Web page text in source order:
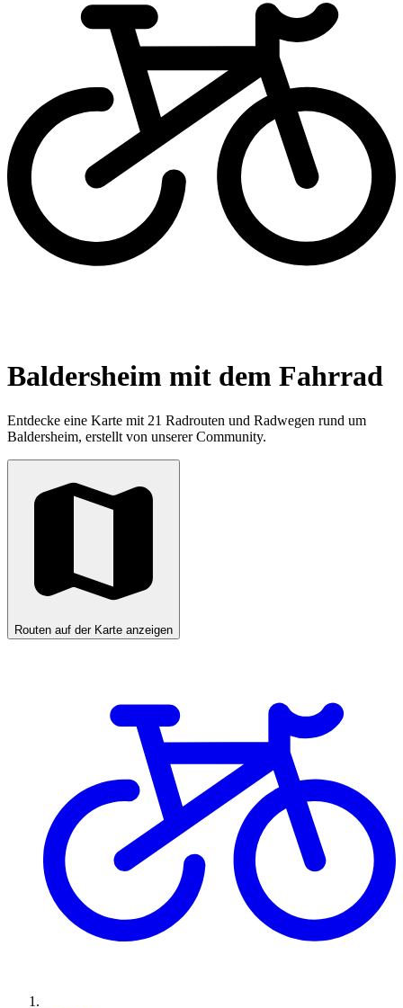
Baldersheim mit dem Fahrrad
Entdecke eine Karte mit 21 Radrouten und Radwegen rund um
Baldersheim, erstellt von unserer Community.
Routen auf der Karte anzeigen